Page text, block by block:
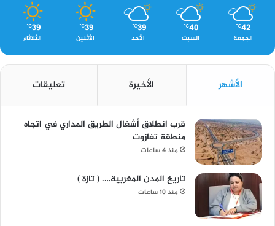
42
℃
الجمعة
40
℃
السبت
39
℃
الأحد
39
℃
الأثنين
39
℃
الثلاثاء
الأشهر الأخيرة تعليقات
قرب انطلاق أشغال الطريق المداري في اتجاه
منطقة تغازوت
منذ 4 ساعات
تاريخ المدن المغربية…. ( تازة )
منذ 10 ساعات